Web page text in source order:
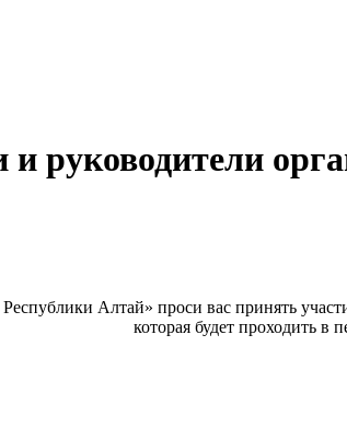
руководители
Алтай» проси вас принять
которая будет проходить в